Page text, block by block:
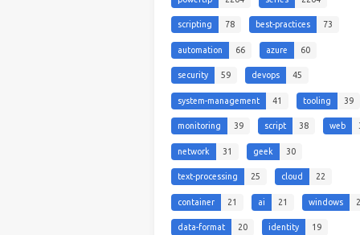
scripting 78 best-practices 73
automation 66 azure 60
security 59 devops 45
system-management 41 tooling 39
monitoring 39 script 38 web
network 31 geek 30
text-processing 25 cloud 22
container 21 ai 21 windows
data-format 20 identity 19